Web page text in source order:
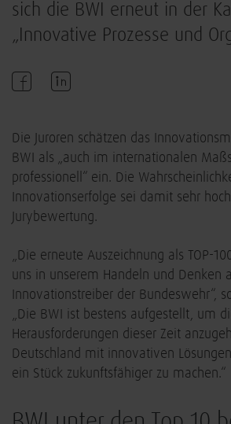
sich die BWI erneut in der
„Innovative Prozesse und
Die Juroren schätzen das
BWI als „auch im internationalen
professionell“ ein. Die
Innovationserfolge sei damit sehr
Jurybewertung.
„Die erneute Auszeichnung als TOP-
uns in unserem Handeln und Denken
Innovationstreiber der Bundeswehr“,
„Die BWI ist bestens aufgestellt, um
Herausforderungen dieser Zeit
Deutschland mit innovativen
ein Stück zukunftsfähiger zu machen.“